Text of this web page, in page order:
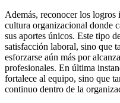
Además, reconocer los
cultura organizacional donde
sus aportes únicos. Este tipo
satisfacción laboral, sino que
esforzarse aún más por
profesionales. En última
fortalece al equipo, sino que
continuo dentro de la